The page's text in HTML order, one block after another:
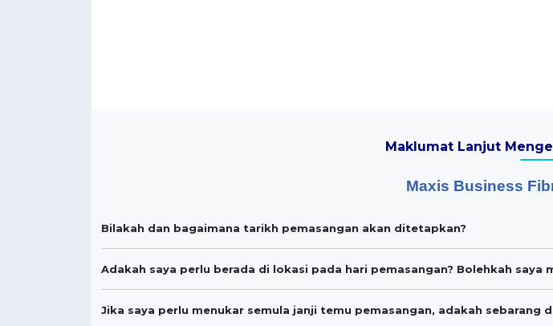
Maklumat Lanjut
Maxis Business
Bilakah dan bagaimana tarikh pemasangan akan ditetapkan?
Adakah saya perlu berada di lokasi pada hari pemasangan? Bolehkah saya
Jika saya perlu menukar semula janji temu pemasangan, adakah sebarang